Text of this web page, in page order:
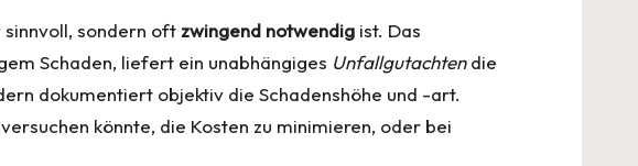
sinnvoll, sondern oft zwingend notwendig ist. Das
Schaden, liefert ein unabhängiges Unfallgutachtendie
dokumentiert objektiv die Schadenshöhe und -art.
könnte, die Kosten zu minimieren, oder bei